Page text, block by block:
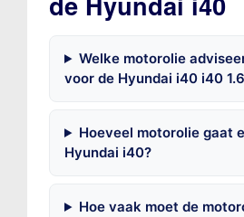
de Hyundai i40
Welke motorolie
voor de Hyundai i40 i40
Hoeveel motorolie gaat
Hyundai i40?
Hoe vaak moet de